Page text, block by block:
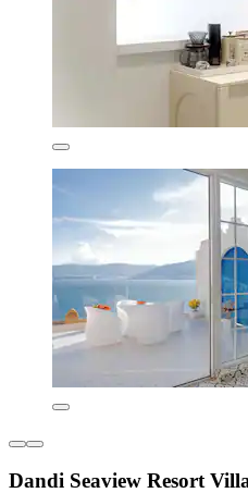
Dandi Seaview Resort